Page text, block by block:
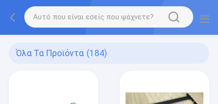
Όλα Τα Προϊόντα (184)